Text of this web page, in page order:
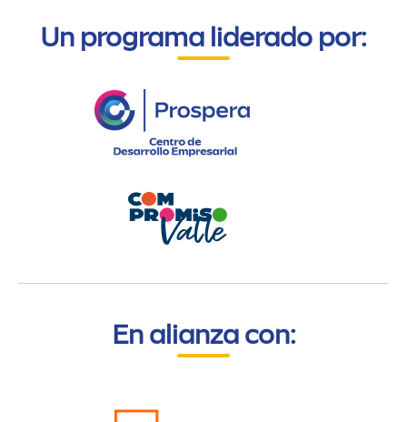
Un programa liderado por:
En alianza con: